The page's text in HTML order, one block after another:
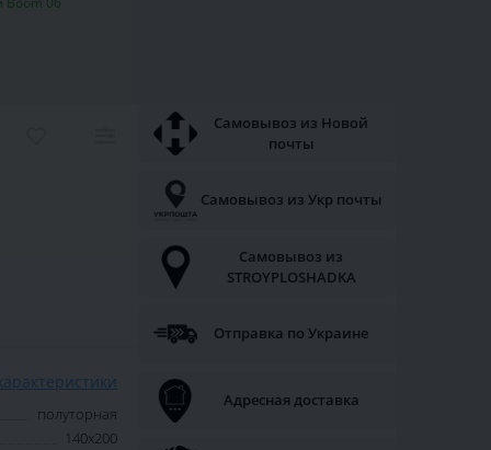
полуторная
140х200
Самовывоз из Новой
почты
Самовывоз из Укр почты
Самовывоз из
STROYPLOSHADKA
Отправка по Украине
Адресная доставка